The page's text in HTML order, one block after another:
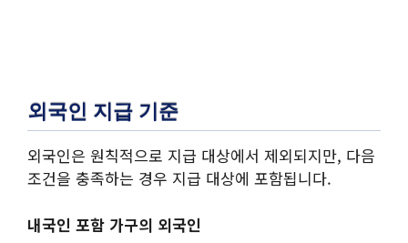
외국인 지급 기준
외국인은 원칙적으로 지급 대상에서 제외되지만, 다음
조건을 충족하는 경우 지급 대상에 포함됩니다.
내국인 포함 가구의 외국인